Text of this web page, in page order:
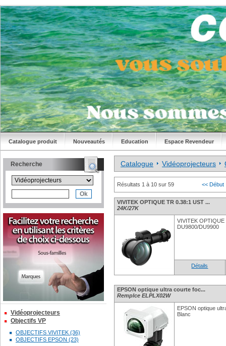
Catalogue produit Nouveautés Education Espace Revendeur
Recherche
Vidéoprojecteurs
Objectifs VP
OBJECTIFS VIVITEK (36)
OBJECTIFS EPSON (23)
Catalogue Vidéoprojecteurs
Résultats 1 à 10 sur 59 << Début
VIVITEK OPTIQUE TR 0.38:1 UST ...
24K/27K
VIVITEK
DU9800/DU9900
Détails
EPSON optique ultra courte foc...
Remplce ELPLX02W
EPSON optique
Blanc